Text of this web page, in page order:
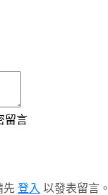
留言
先 登入 以發表留言。